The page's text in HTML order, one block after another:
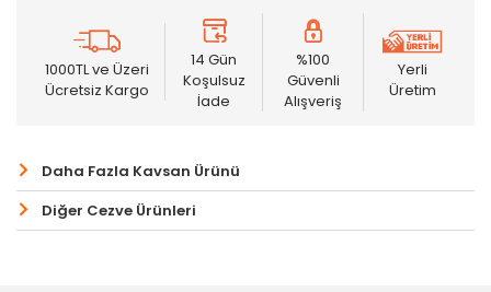
1000TL ve Üzeri
Ücretsiz Kargo
14 Gün
Koşulsuz
İade
%100
Güvenli
Alışveriş
Yerli
Üretim
Daha Fazla Kavsan Ürünü
Diğer Cezve Ürünleri